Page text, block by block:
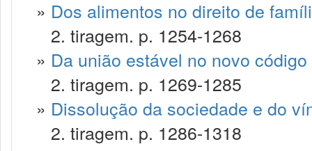
» Dos alimentos no direito de
2. tiragem. p. 1254-1268
» Da união estável no novo
2. tiragem. p. 1269-1285
» Dissolução da sociedade e do
2. tiragem. p. 1286-1318